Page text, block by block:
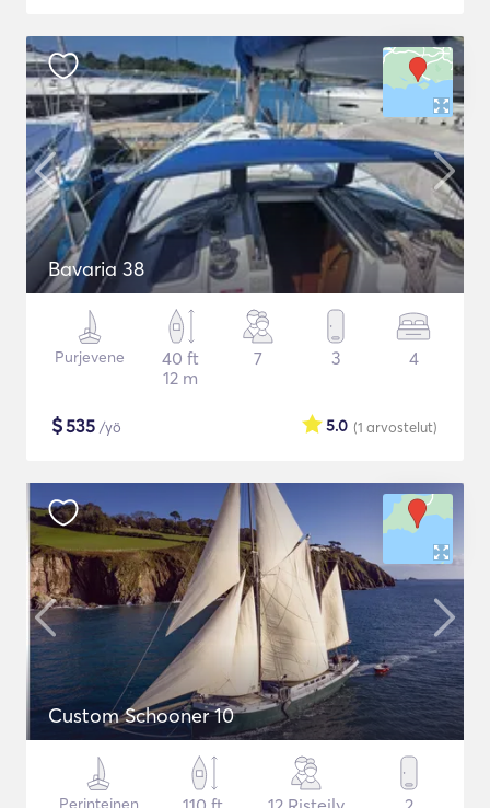
Bavaria 38
Purjevene
40 ft
12 m
7 3 4
$535 /yö (1 arvostelut)
5.0
Custom Schooner 10
Perinteinen